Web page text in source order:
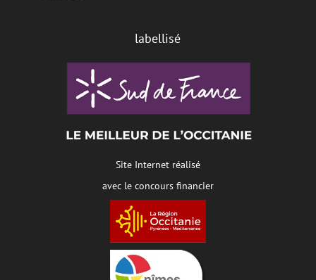
labellisé
Site Internet réalisé
avec le concours financier